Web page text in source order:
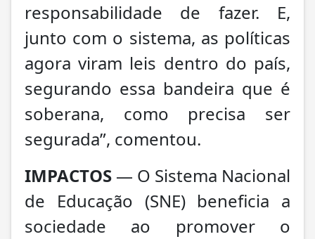
responsabilidade de fazer. E,
junto com o sistema, as políticas
agora viram leis dentro do país,
segurando essa bandeira que é
soberana, como precisa ser
segurada”, comentou.
IMPACTOS — O Sistema Nacional
de Educação (SNE) beneficia a
sociedade ao promover o